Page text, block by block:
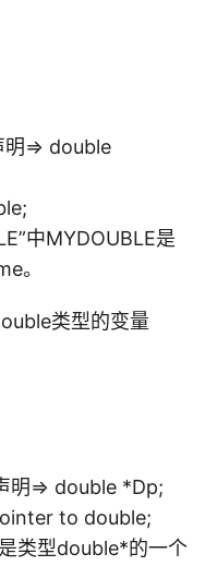
=> double
中MYDOUBLE是
。
类型的变量
=> double *Dp;
to double;
类型double*的一个